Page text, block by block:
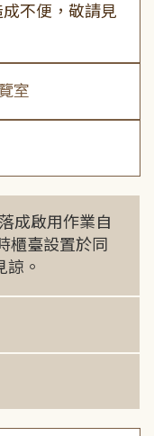
不便，敬請見
室
成啟用作業自
櫃臺設置於同
。